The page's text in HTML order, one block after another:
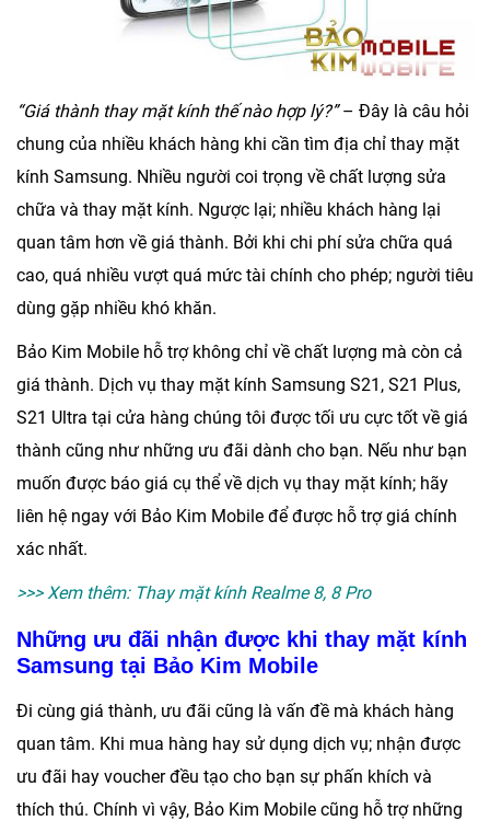
“Giá thành thay mặt kính thế nào hợp lý?”– Đây là câu hỏi
chung của nhiều khách hàng khi cần tìm địa chỉ thay mặt
kính Samsung. Nhiều người coi trọng về chất lượng sửa
chữa và thay mặt kính. Ngược lại; nhiều khách hàng lại
quan tâm hơn về giá thành. Bởi khi chi phí sửa chữa quá
cao, quá nhiều vượt quá mức tài chính cho phép; người tiêu
dùng gặp nhiều khó khăn.
Bảo Kim Mobile hỗ trợ không chỉ về chất lượng mà còn cả
giá thành. Dịch vụ thay mặt kính Samsung S21, S21 Plus,
S21 Ultra tại cửa hàng chúng tôi được tối ưu cực tốt về giá
thành cũng như những ưu đãi dành cho bạn. Nếu như bạn
muốn được báo giá cụ thể về dịch vụ thay mặt kính; hãy
liên hệ ngay với Bảo Kim Mobile để được hỗ trợ giá chính
xác nhất.
>>> Xem thêm: Thay mặt kính Realme 8, 8 Pro
Những ưu đãi nhận được khi thay mặt kính
Samsung tại Bảo Kim Mobile
Đi cùng giá thành, ưu đãi cũng là vấn đề mà khách hàng
quan tâm. Khi mua hàng hay sử dụng dịch vụ; nhận được
ưu đãi hay voucher đều tạo cho bạn sự phấn khích và
thích thú. Chính vì vậy, Bảo Kim Mobile cũng hỗ trợ những